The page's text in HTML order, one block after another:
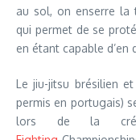
au sol, on enserre la
qui permet de se
en étant capable d’en
Le jiu-jitsu brésilien
permis en portugais)
lors de la